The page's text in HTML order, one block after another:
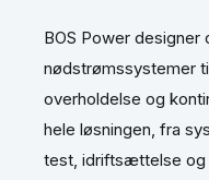
BOS Power
nødstrømssystemer
overholdelse og
hele løsningen, fra
test, idriftsættelse og